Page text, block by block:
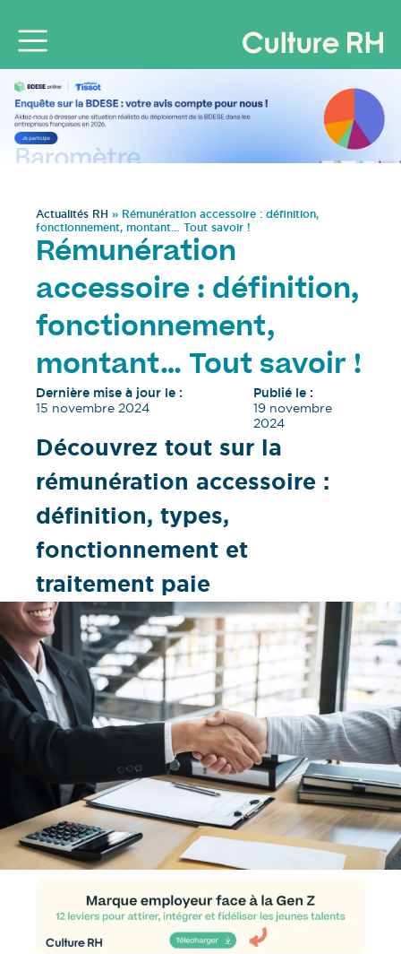
Actualités RH » Rémunération accessoire : définition,
fonctionnement, montant… Tout savoir !
Rémunération
accessoire : définition,
fonctionnement,
montant… Tout savoir !
Dernière mise à jour le :
15 novembre 2024
Publié le :
19 novembre
2024
Découvrez tout sur la
rémunération accessoire :
définition, types,
fonctionnement et
traitement paie